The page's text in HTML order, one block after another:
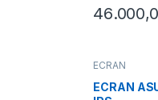
ECRAN
ECRAN